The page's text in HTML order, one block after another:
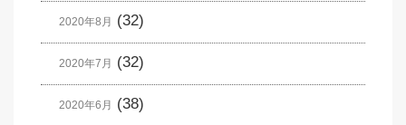
2020年8月 (32)
2020年7月 (32)
2020年6月 (38)